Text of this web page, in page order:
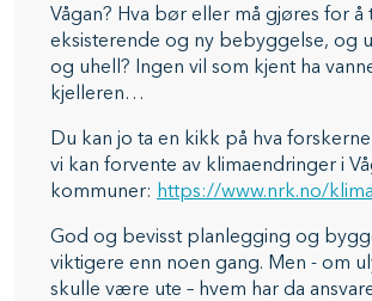
Vågan? Hva bør eller må gjøres for å
eksisterende og ny bebyggelse, og
og uhell? Ingen vil som kjent ha
kjelleren…
Du kan jo ta en kikk på hva
vi kan forvente av klimaendringer i
kommuner: https://www.nrk.no/
God og bevisst planlegging og
viktigere enn noen gang. Men - om
skulle være ute – hvem har da